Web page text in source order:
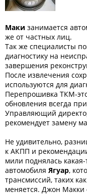
Маки занимается
же от частных лиц.
Так же специалисты
диагностику на
завершения
После извлечения
используются для
Перепрошивка ТКМ-
обновления всегда
Управляющий
рекомендует замену
Не удивительно,
к АКПП и
мили поднялась
автомобиля Ягуар,
трансмиссий, таких
меняется. Джон Макки